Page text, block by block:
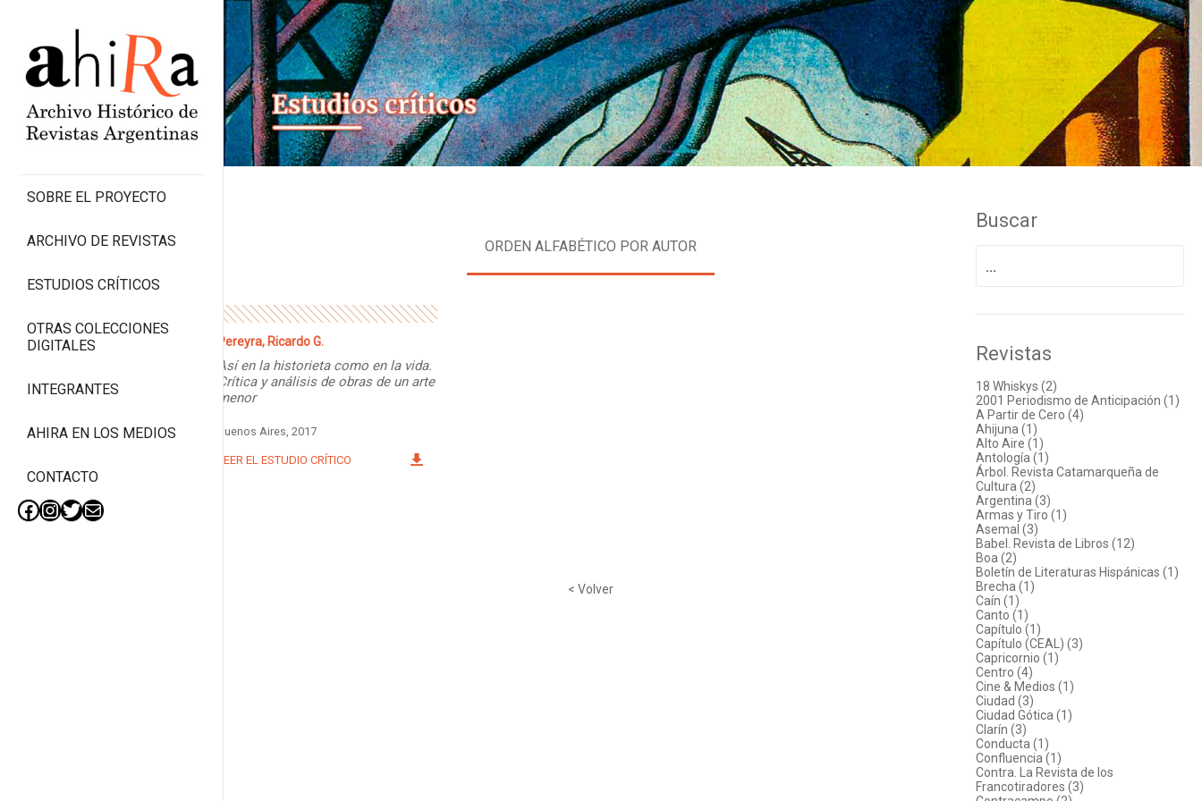
Skip
to
content
SOBRE EL PROYECTO
ARCHIVO DE REVISTAS
ESTUDIOS CRÍTICOS
OTRAS COLECCIONES
DIGITALES
INTEGRANTES
AHIRA EN LOS MEDIOS
CONTACTO
Facebook
Instagram
Twitter
Mail
ORDEN ALFABÉTICO POR AUTOR
Pereyra, Ricardo G.
Así en la historieta como en la vida.
Crítica y análisis de obras de un arte
menor
Buenos Aires, 2017
LEER EL ESTUDIO CRÍTICO
< Volver
Buscar
Revistas
18 Whiskys (2)
2001 Periodismo de Anticipación (1)
A Partir de Cero (4)
Ahijuna (1)
Alto Aire (1)
Antología (1)
Árbol. Revista Catamarqueña de
Cultura (2)
Argentina (3)
Armas y Tiro (1)
Asemal (3)
Babel. Revista de Libros (12)
Boa (2)
Boletín de Literaturas Hispánicas (1)
Brecha (1)
Caín (1)
Canto (1)
Capítulo (1)
Capítulo (CEAL) (3)
Capricornio (1)
Centro (4)
Cine & Medios (1)
Ciudad (3)
Ciudad Gótica (1)
Clarín (3)
Conducta (1)
Confluencia (1)
Contra. La Revista de los
Francotiradores (3)